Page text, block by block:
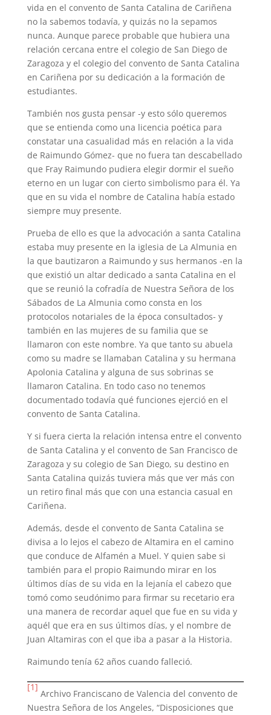
vida en el convento de Santa Catalina de Cariñena
no la sabemos todavía, y quizás no la sepamos
nunca. Aunque parece probable que hubiera una
relación cercana entre el colegio de San Diego de
Zaragoza y el colegio del convento de Santa Catalina
en Cariñena por su dedicación a la formación de
estudiantes.
También nos gusta pensar -y esto sólo queremos
que se entienda como una licencia poética para
constatar una casualidad más en relación a la vida
de Raimundo Gómez- que no fuera tan descabellado
que Fray Raimundo pudiera elegir dormir el sueño
eterno en un lugar con cierto simbolismo para él. Ya
que en su vida el nombre de Catalina había estado
siempre muy presente.
Prueba de ello es que la advocación a santa Catalina
estaba muy presente en la iglesia de La Almunia en
la que bautizaron a Raimundo y sus hermanos -en la
que existió un altar dedicado a santa Catalina en el
que se reunió la cofradía de Nuestra Señora de los
Sábados de La Almunia como consta en los
protocolos notariales de la época consultados- y
también en las mujeres de su familia que se
llamaron con este nombre. Ya que tanto su abuela
como su madre se llamaban Catalina y su hermana
Apolonia Catalina y alguna de sus sobrinas se
llamaron Catalina. En todo caso no tenemos
documentado todavía qué funciones ejerció en el
convento de Santa Catalina.
Y si fuera cierta la relación intensa entre el convento
de Santa Catalina y el convento de San Francisco de
Zaragoza y su colegio de San Diego, su destino en
Santa Catalina quizás tuviera más que ver más con
un retiro final más que con una estancia casual en
Cariñena.
Además, desde el convento de Santa Catalina se
divisa a lo lejos el cabezo de Altamira en el camino
que conduce de Alfamén a Muel. Y quien sabe si
también para el propio Raimundo mirar en los
últimos días de su vida en la lejanía el cabezo que
tomó como seudónimo para firmar su recetario era
una manera de recordar aquel que fue en su vida y
aquél que era en sus últimos días, y el nombre de
Juan Altamiras con el que iba a pasar a la Historia.
Raimundo tenía 62 años cuando falleció.
[1]
Archivo Franciscano de Valencia del convento de
Nuestra Señora de los Angeles, “Disposiciones que